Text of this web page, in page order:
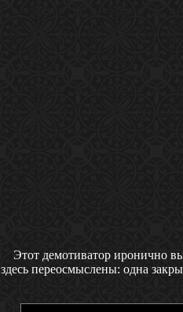
Этот демотиватор иронично
здесь переосмыслены: одна